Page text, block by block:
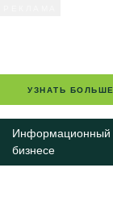
УЗНАТЬ БОЛЬШЕ
Информационный
бизнесе